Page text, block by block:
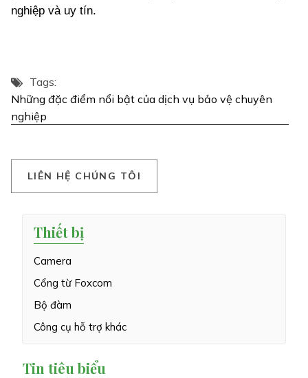
nghiệp và uy tín.
Tags:
Những đặc điểm nổi bật của dịch vụ bảo vệ chuyên
nghiệp
LI ÊN HỆ C HÚN G TÔ I
Thiết bị
Camera
Cổng từ Foxcom
Bộ đàm
Công cụ hỗ trợ khác
Tin tiêu biểu